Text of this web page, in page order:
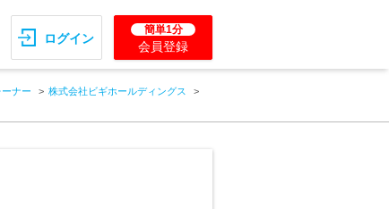
ログイン
簡単1分
会員登録
ナー
株式会社ビギホールディングス